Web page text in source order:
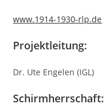
www.1914-1930-rlp.de
Projektleitung:
Dr. Ute Engelen (IGL)
Schirmherrschaft: